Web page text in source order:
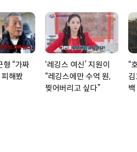
형 “가짜
해봤
‘레깅스 여신’ 지원이
“레깅스에만 수억 원,
찢어버리고 싶다”
“